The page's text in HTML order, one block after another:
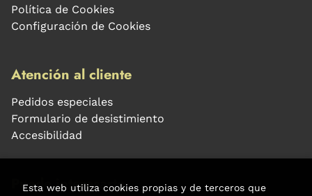
Política de Cookies
Configuración de Cookies
Atención al cliente
Pedidos especiales
Formulario de desistimiento
Accesibilidad
Puede interesarte
Esta web utiliza cookies propias y de terceros que